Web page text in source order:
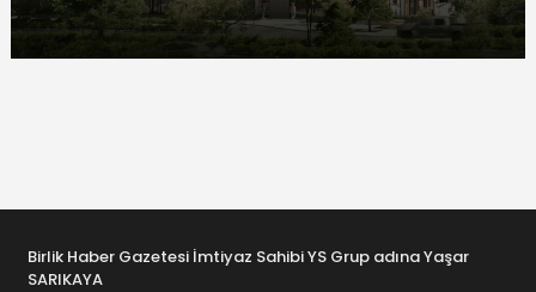
Birlik Haber Gazetesi İmtiyaz Sahibi YS Grup adına Yaşar
SARIKAYA